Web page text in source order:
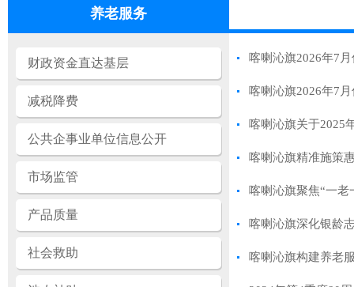
养老服务
财政资金直达基层
减税降费
公共企事业单位信息公开
市场监管
产品质量
社会救助
喀喇沁旗2026年7
喀喇沁旗2026年7
喀喇沁旗关于2025
喀喇沁旗精准施策
喀喇沁旗聚焦“一
喀喇沁旗深化银龄
喀喇沁旗构建养老